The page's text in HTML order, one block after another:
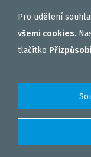
Pro udělení
všemi cookies.
tlačítko